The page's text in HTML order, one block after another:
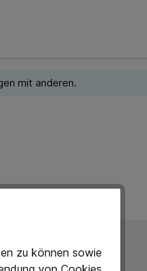
mit anderen.
zu können sowie